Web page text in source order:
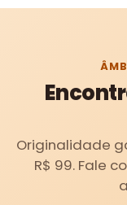
Originalidade
R$ 99. Fale